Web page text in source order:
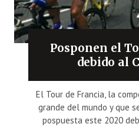
Posponen el
debido al
El Tour de Francia, la
grande del mundo y que
pospuesta este 2020